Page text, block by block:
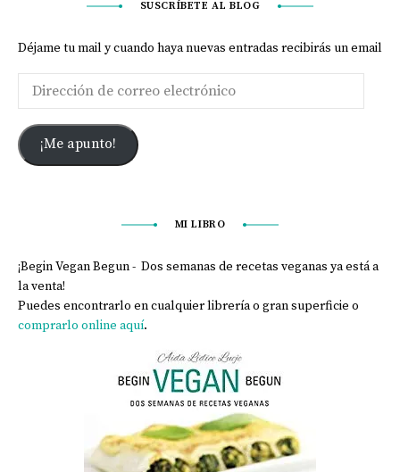
SUSCRÍBETE AL BLOG
Déjame tu mail y cuando haya nuevas entradas recibirás un email
¡Me apunto!
MI LIBRO
¡Begin Vegan Begun - Dos semanas de recetas veganas ya está a
la venta!
Puedes encontrarlo en cualquier librería o gran superficie o
comprarlo online aquí.